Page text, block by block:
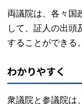
両議院は、各々国
して、証人の出頭
することができる。
わかりやすく
衆議院と参議院は